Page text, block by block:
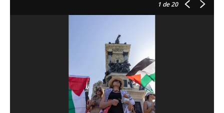
1 de 20